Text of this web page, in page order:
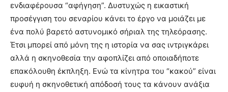
ενδιαφέρουσα “αφήγηση”. Δυστυχώς η εικαστική
προσέγγιση του σεναρίου κάνει το έργο να μοιάζει με
ένα πολύ βαρετό αστυνομικό σήριαλ της τηλεόρασης.
Έτσι μπορεί από μόνη της η ιστορία να σας ιντριγκάρει
αλλά η σκηνοθεσία την αφοπλίζει από οποιαδήποτε
επακόλουθη έκπληξη. Ενώ τα κίνητρα του “κακού” είναι
ευφυή η σκηνοθετική απόδοσή τους τα κάνουν ανάξια